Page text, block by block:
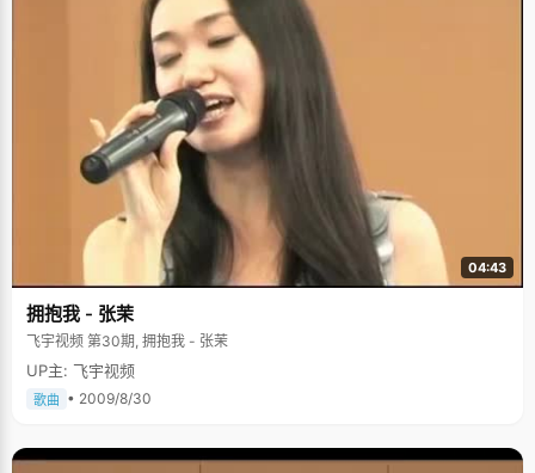
04:43
拥抱我 - 张茉
飞宇视频 第30期, 拥抱我 - 张茉
UP主: 飞宇视频
歌曲 • 2009/8/30